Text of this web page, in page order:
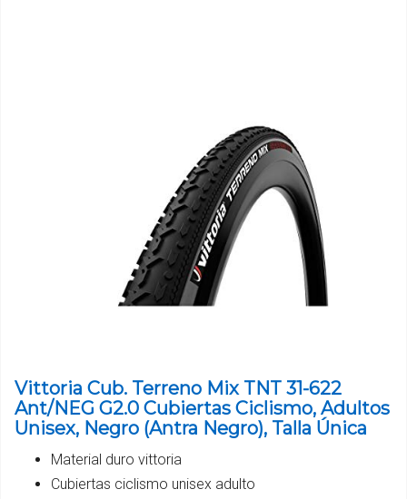
Vittoria Cub. Terreno Mix TNT 31-622
Ant/NEG G2.0 Cubiertas Ciclismo, Adultos
Unisex, Negro (Antra Negro), Talla Única
Material duro vittoria
Cubiertas ciclismo unisex adulto